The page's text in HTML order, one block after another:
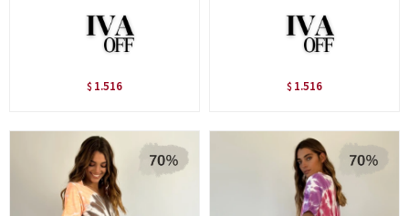
$ 1.516 $ 1.516